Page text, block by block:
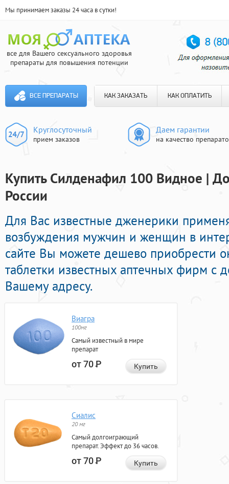
Мы принимаем заказы 24 часа в сутки!
все для Вашего сексуального здоровья
препараты для повышения потенции
ВСЕ ПРЕПАРАТЫ КАК ЗАКАЗАТЬ КАК ОПЛАТИТЬ
Круглосуточный
прием заказов
Даем гарантии
на качество
Купить Силденафил 100 Видное |
России
Для Вас известные дженерики
возбуждения мужчин и женщин в
сайте Вы можете дешево приобрести
таблетки известных аптечных фирм с
Вашему адресу.
Виагра
100мг
Самый известный в мире
препарат
от 70Р Купить
Сиалис
20 мг
Самый долгоиграющий
препарат. Эффект до 36 часов.
от 70Р Купить